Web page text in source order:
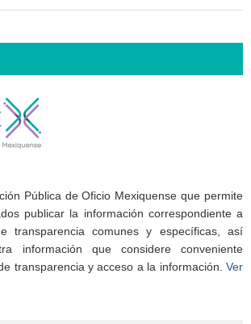
Pública de Oficio Mexiquense que permite
publicar la información correspondiente a
transparencia comunes y específicas, así
información que considere conveniente
transparencia y acceso a la información. Ver